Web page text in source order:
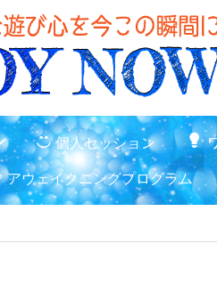
個人セッション
アウェイクニングプログラム